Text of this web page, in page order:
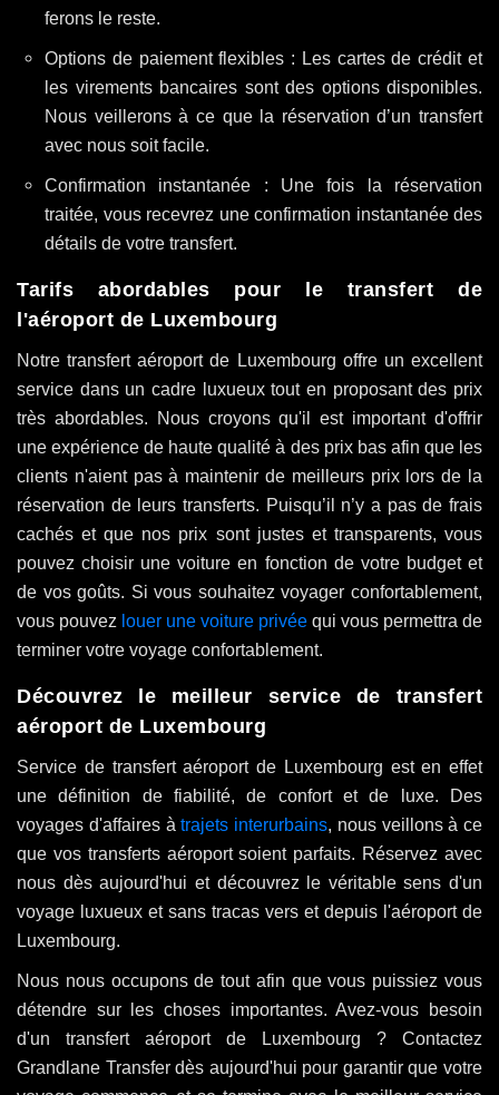
ferons le reste.
Options de paiement flexibles : Les cartes de crédit et
les virements bancaires sont des options disponibles.
Nous veillerons à ce que la réservation d’un transfert
avec nous soit facile.
Confirmation instantanée : Une fois la réservation
traitée, vous recevrez une confirmation instantanée des
détails de votre transfert.
Tarifs abordables pour le transfert de
l'aéroport de Luxembourg
Notre transfert aéroport de Luxembourg offre un excellent
service dans un cadre luxueux tout en proposant des prix
très abordables. Nous croyons qu'il est important d'offrir
une expérience de haute qualité à des prix bas afin que les
clients n'aient pas à maintenir de meilleurs prix lors de la
réservation de leurs transferts. Puisqu’il n’y a pas de frais
cachés et que nos prix sont justes et transparents, vous
pouvez choisir une voiture en fonction de votre budget et
de vos goûts. Si vous souhaitez voyager confortablement,
vous pouvez louer une voiture privée qui vous permettra de
terminer votre voyage confortablement.
Découvrez le meilleur service de transfert
aéroport de Luxembourg
Service de transfert aéroport de Luxembourg est en effet
une définition de fiabilité, de confort et de luxe. Des
voyages d'affaires àtrajets interurbains, nous veillons à ce
que vos transferts aéroport soient parfaits. Réservez avec
nous dès aujourd'hui et découvrez le véritable sens d'un
voyage luxueux et sans tracas vers et depuis l'aéroport de
Luxembourg.
Nous nous occupons de tout afin que vous puissiez vous
détendre sur les choses importantes. Avez-vous besoin
d'un transfert aéroport de Luxembourg ? Contactez
Grandlane Transfer dès aujourd'hui pour garantir que votre